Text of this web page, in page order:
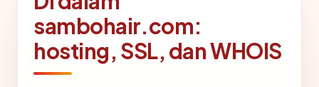
sambohair.com:
hosting, SSL, dan WHOIS